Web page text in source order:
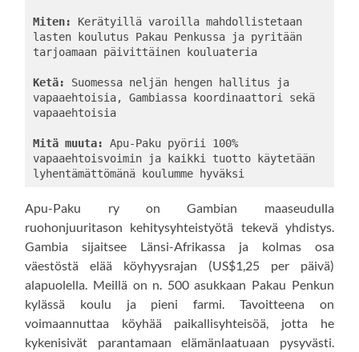
Miten:
Kerätyillä varoilla mahdollistetaan
lasten koulutus Pakau Penkussa ja pyritään
tarjoamaan päivittäinen kouluateria
Ketä:
Suomessa neljän hengen hallitus ja
vapaaehtoisia, Gambiassa koordinaattori sekä
vapaaehtoisia
Mitä muuta:
Apu-Paku pyörii 100%
vapaaehtoisvoimin ja kaikki tuotto käytetään
lyhentämättömänä koulumme hyväksi
Apu-Paku ry on Gambian maaseudulla
ruohonjuuritason kehitysyhteistyötä tekevä yhdistys.
Gambia sijaitsee Länsi-Afrikassa ja kolmas osa
väestöstä elää köyhyysrajan (US$1,25 per päivä)
alapuolella. Meillä on n. 500 asukkaan Pakau Penkun
kylässä koulu ja pieni farmi. Tavoitteena on
voimaannuttaa köyhää paikallisyhteisöä, jotta he
kykenisivät parantamaan elämänlaatuaan pysyvästi.